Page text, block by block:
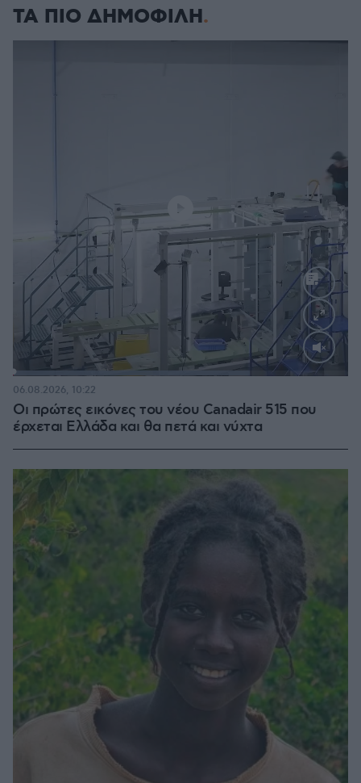
ΤΑ ΠΙΟ ΔΗΜΟΦΙΛΗ
Loaded
Οι πρώτες εικόνες του νέου Canadair 515 που
έρχεται Ελλάδα και θα πετά και νύχτα
06.08.2026, 10:22